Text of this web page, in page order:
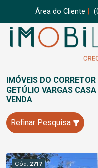
Área do Cliente
IMÓVEIS DO
GETÚLIO VARGAS
VENDA
Refinar Pesquisa
Cód. 2717